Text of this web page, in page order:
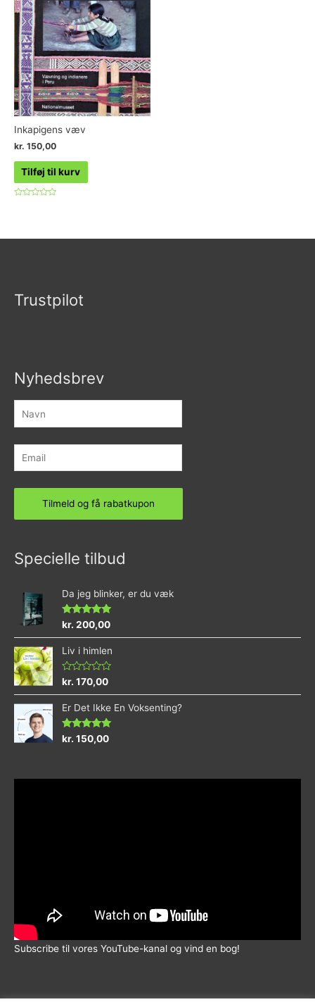
Inkapigens væv
kr. 150,00
Tilføj til kurv
Trustpilot
Nyhedsbrev
Specielle tilbud
Da jeg blinker, er du væk
Vurderet
ud af 5
kr. 200,00
Liv i himlen
Vurderet
ud
af
5
kr. 170,00
Er Det Ikke En Voksenting?
Vurderet
ud af 5
kr. 150,00
Subscribe til vores YouTube-kanal og vind en bog!